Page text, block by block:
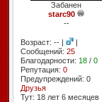
Забанен
starc90
--
Возраст: -- |
|
Сообщений: 25
Благодарности: 18/ 0
Репутация: 0
Предупреждений: 0
Друзья
Тут: 18 лет 6 месяцев